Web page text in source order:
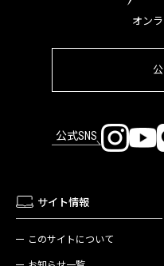
オン
公式SNS
サイト情報
このサイトについて